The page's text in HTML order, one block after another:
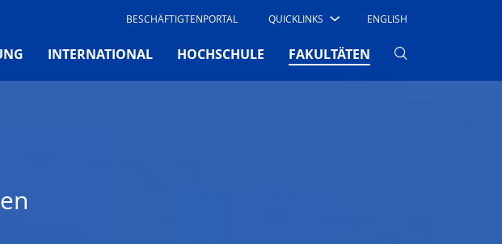
BESCHÄFTIGTENPORTAL QUICKLINKS ENGLISH
INTERNATIONAL HOCHSCHULE FAKULTÄTEN (CURRENT)